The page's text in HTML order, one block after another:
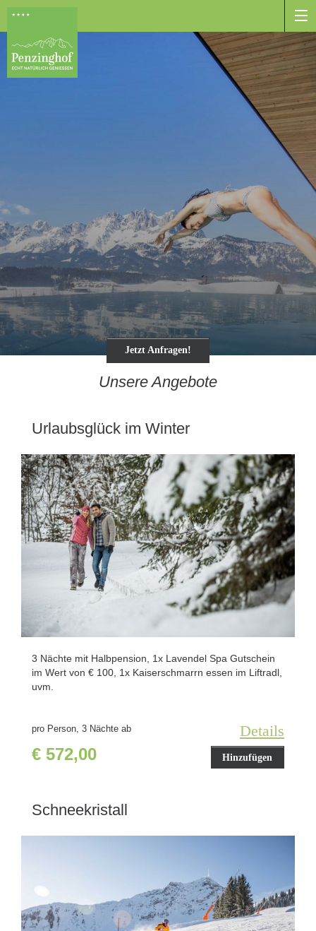
Jetzt Anfragen!
Unsere Angebote
Urlaubsglück im Winter
3 Nächte mit Halbpension, 1x Lavendel Spa Gutschein
im Wert von € 100, 1x Kaiserschmarrn essen im Liftradl,
uvm.
pro Person, 3 Nächte ab
€ 572,00
Details
Hinzufügen
Schneekristall